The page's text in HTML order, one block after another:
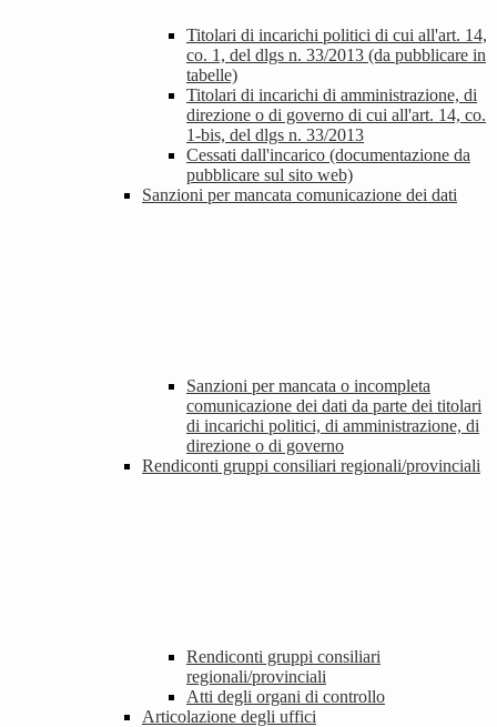
Titolari di incarichi politici di cui all'art. 14,
co. 1, del dlgs n. 33/2013 (da pubblicare in
tabelle)
Titolari di incarichi di amministrazione, di
direzione o di governo di cui all'art. 14, co.
1-bis, del dlgs n. 33/2013
Cessati dall'incarico (documentazione da
pubblicare sul sito web)
Sanzioni per mancata comunicazione dei dati
Sanzioni per mancata o incompleta
comunicazione dei dati da parte dei titolari
di incarichi politici, di amministrazione, di
direzione o di governo
Rendiconti gruppi consiliari regionali/provinciali
Rendiconti gruppi consiliari
regionali/provinciali
Atti degli organi di controllo
Articolazione degli uffici